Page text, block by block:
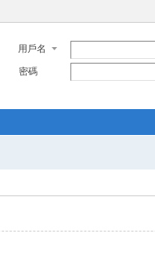
用戶名
密碼